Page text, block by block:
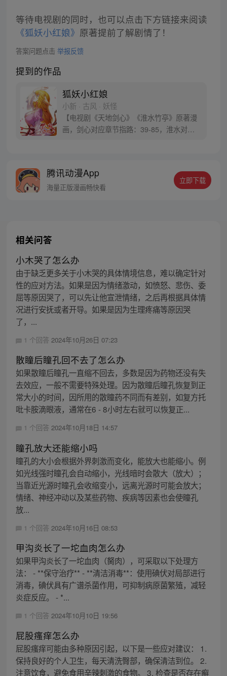
等待电视剧的同时，也可以点击下方链接来阅读
《狐妖小红娘》 原著提前了解剧情了！
答案问题点击 举报反馈
提到的作品
狐妖小红娘
小新 · 古风 · 妖怪
【电视剧《天地剑心》《淮水竹亭》原著漫
画，剑心对应章节指路：39-85，淮水对应
腾讯动漫App
海量正版漫画畅快看
立即下载
相关问答
小木哭了怎么办
由于缺乏更多关于小木哭的具体情境信息，难以确定针对
性的应对方法。如果是因为情绪激动，如愤怒、悲伤、委
屈等原因哭了，可以先让他宣泄情绪，之后再根据具体情
况进行安抚或者开导。如果是因为生理疼痛等原因哭
了，...
1 个回答 2024年10月26日 07:23
散瞳后瞳孔回不去了怎么办
如果散瞳后瞳孔一直缩不回去，多数是因为药物还没有失
去效应，一般不需要特殊处理。因为散瞳后瞳孔恢复到正
常大小的时间，因所用的散瞳药不同而有差别，如复方托
吡卡胺滴眼液，通常在6 - 8小时左右就可以恢复正...
1 个回答 2024年10月18日 14:57
瞳孔放大还能缩小吗
瞳孔的大小会根据外界刺激而变化，能放大也能缩小。例
如光线强时瞳孔会自动缩小，光线暗时会散大（放大）；
当靠近光源时瞳孔会收缩变小，远离光源时可能会放大；
情绪、神经冲动以及某些药物、疾病等因素也会使瞳孔
放...
1 个回答 2024年10月16日 08:53
甲沟炎长了一坨血肉怎么办
如果甲沟炎长了一坨血肉（胬肉），可采取以下处理方
法： - **保守治疗** - **清洁消毒**：使用碘伏对局部进行
消毒，碘伏具有广谱杀菌作用，可抑制病原菌繁殖，减轻
炎症反应。 - *...
1 个回答 2024年10月10日 19:56
屁股瘙痒怎么办
屁股瘙痒可能由多种原因引起，以下是一些应对建议： 1.
保持良好的个人卫生，每天清洗臀部，确保清洁到位。 2.
注意饮食，避免食用辛辣刺激的食物。 3. 检查是否存在癣